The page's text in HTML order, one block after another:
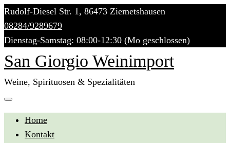
Skip
to
content
Rudolf-Diesel Str. 1, 86473 Ziemetshausen
08284/9289679
Dienstag-Samstag: 08:00-12:30 (Mo geschlossen)
San Giorgio Weinimport
Weine, Spirituosen & Spezialitäten
Home
Kontakt